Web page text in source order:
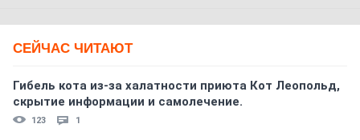
СЕЙЧАС ЧИТАЮТ
Гибель кота из-за халатности приюта Кот Леопольд,
скрытиe информации и самолечение.
123 1